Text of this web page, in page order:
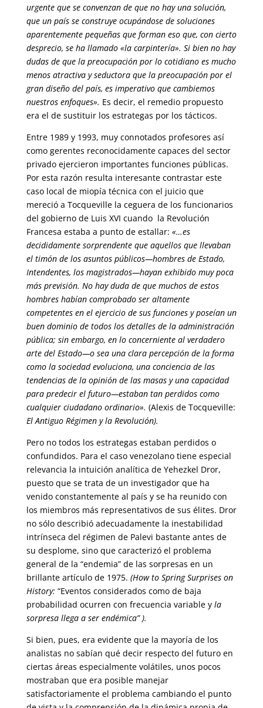
urgente que se convenzan de que no hay una solución,
que un país se construye ocupándose de soluciones
aparentemente pequeñas que forman eso que, con cierto
desprecio, se ha llamado «la carpintería». Si bien no hay
dudas de que la preocupación por lo cotidiano es mucho
menos atractiva y seductora que la preocupación por el
gran diseño del país, es imperativo que cambiemos
nuestros enfoques». Es decir, el remedio propuesto
era el de sustituir los estrategas por los tácticos.
Entre 1989 y 1993, muy connotados profesores así
como gerentes reconocidamente capaces del sector
privado ejercieron importantes funciones públicas.
Por esta razón resulta interesante contrastar este
caso local de miopía técnica con el juicio que
mereció a Tocqueville la ceguera de los funcionarios
del gobierno de Luis XVI cuando la Revolución
Francesa estaba a punto de estallar: «…es
decididamente sorprendente que aquellos que llevaban
el timón de los asuntos públicos—hombres de Estado,
Intendentes, los magistrados—hayan exhibido muy poca
más previsión. No hay duda de que muchos de estos
hombres habían comprobado ser altamente
competentes en el ejercicio de sus funciones y poseían un
buen dominio de todos los detalles de la administración
pública; sin embargo, en lo concerniente al verdadero
arte del Estado—o sea una clara percepción de la forma
como la sociedad evoluciona, una conciencia de las
tendencias de la opinión de las masas y una capacidad
para predecir el futuro—estaban tan perdidos como
cualquier ciudadano ordinario». (Alexis de Tocqueville:
El Antiguo Régimen y la Revolución).
Pero no todos los estrategas estaban perdidos o
confundidos. Para el caso venezolano tiene especial
relevancia la intuición analítica de Yehezkel Dror,
puesto que se trata de un investigador que ha
venido constantemente al país y se ha reunido con
los miembros más representativos de sus élites. Dror
no sólo describió adecuadamente la inestabilidad
intrínseca del régimen de Palevi bastante antes de
su desplome, sino que caracterizó el problema
general de la “endemia” de las sorpresas en un
brillante artículo de 1975. (How to Spring Surprises on
History: “Eventos considerados como de baja
probabilidad ocurren con frecuencia variable y la
sorpresa llega a ser endémica” ).
Si bien, pues, era evidente que la mayoría de los
analistas no sabían qué decir respecto del futuro en
ciertas áreas especialmente volátiles, unos pocos
mostraban que era posible manejar
satisfactoriamente el problema cambiando el punto